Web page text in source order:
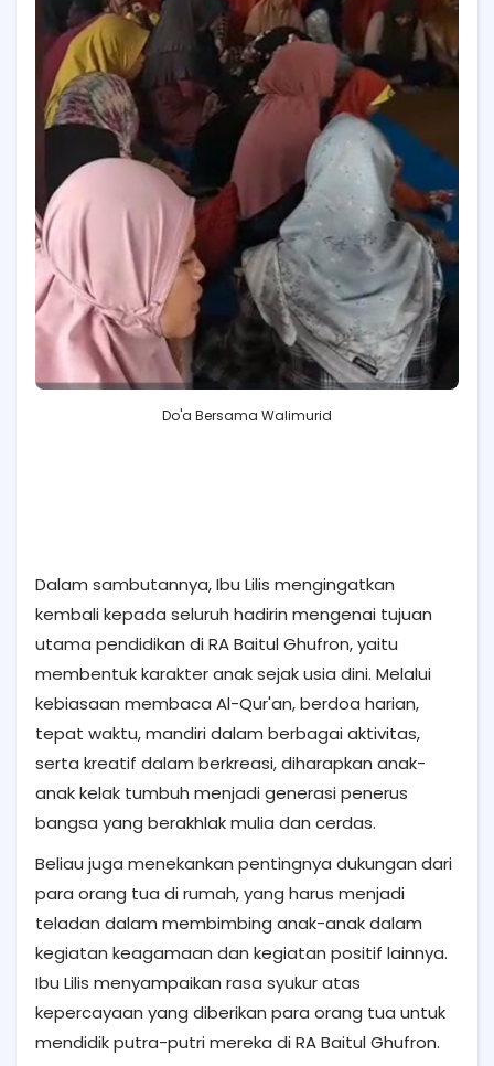
Do'a Bersama Walimurid
Dalam sambutannya, Ibu Lilis mengingatkan
kembali kepada seluruh hadirin mengenai tujuan
utama pendidikan di RA Baitul Ghufron, yaitu
membentuk karakter anak sejak usia dini. Melalui
kebiasaan membaca Al-Qur'an, berdoa harian,
tepat waktu, mandiri dalam berbagai aktivitas,
serta kreatif dalam berkreasi, diharapkan anak-
anak kelak tumbuh menjadi generasi penerus
bangsa yang berakhlak mulia dan cerdas.
Beliau juga menekankan pentingnya dukungan dari
para orang tua di rumah, yang harus menjadi
teladan dalam membimbing anak-anak dalam
kegiatan keagamaan dan kegiatan positif lainnya.
Ibu Lilis menyampaikan rasa syukur atas
kepercayaan yang diberikan para orang tua untuk
mendidik putra-putri mereka di RA Baitul Ghufron.